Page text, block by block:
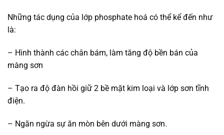
Những tác dụng của lớp phosphate hoá có thể kể đến như
là:
– Hình thành các chân bám, làm tăng độ bền bán của
màng sơn
– Tạo ra độ đàn hồi giữ 2 bề mặt kim loại và lớp sơn tĩnh
điện.
– Ngăn ngừa sự ăn mòn bên dưới màng sơn.